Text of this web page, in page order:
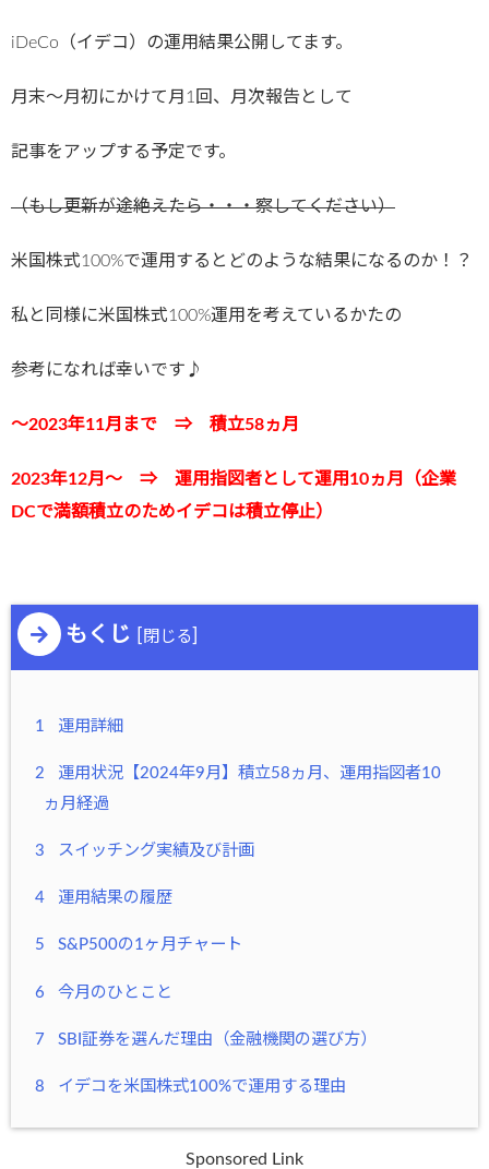
iDeCo（イデコ）の運用結果公開してます。
月末～月初にかけて月1回、月次報告として
記事をアップする予定です。
（もし更新が途絶えたら・・・察してください）
米国株式100%で運用するとどのような結果になるのか！？
私と同様に米国株式100%運用を考えているかたの
参考になれば幸いです♪
～2023年11月まで ⇒ 積立58ヵ月
2023年12月～ ⇒ 運用指図者として運用10ヵ月（企業
DCで満額積立のためイデコは積立停止）
もくじ 閉じる
1 運用詳細
2
運用状況【2024年9月】積立58ヵ月、運用指図者10
ヵ月経過
3 スイッチング実績及び計画
4 運用結果の履歴
5 S&P500の1ヶ月チャート
6 今月のひとこと
7 SBI証券を選んだ理由（金融機関の選び方）
8 イデコを米国株式100%で運用する理由
Sponsored Link